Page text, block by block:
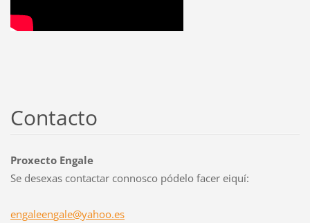
Contacto
Proxecto Engale
Se desexas contactar connosco pódelo facer eiquí:
engaleengale@yahoo.es